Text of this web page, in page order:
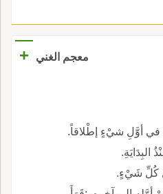
معجم الغني
+
في أوَّلِ شيْءٍ إطْلاقاً.
البِدَايَةِ.
كُلِّ شَيْءٍ.